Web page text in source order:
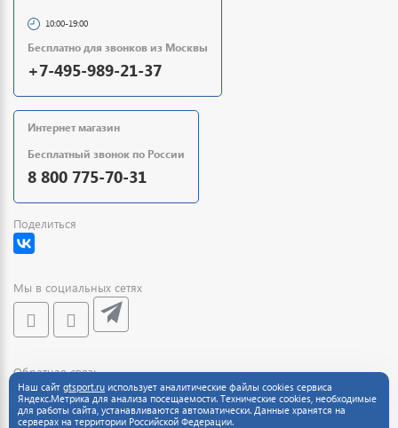
10:00-19:00
Бесплатно для звонков из Москвы
+7-495-989-21-37
Интернет магазин
Бесплатный звонок по России
8 800 775-70-31
Поделиться
Мы в социальных сетях
Обратная связь
Наш сайт gtsport.ru использует аналитические файлы cookies сервиса
Яндекс.Метрика для анализа посещаемости. Технические cookies, необходимые
для работы сайта, устанавливаются автоматически. Данные хранятся на
серверах на территории Российской Федерации.